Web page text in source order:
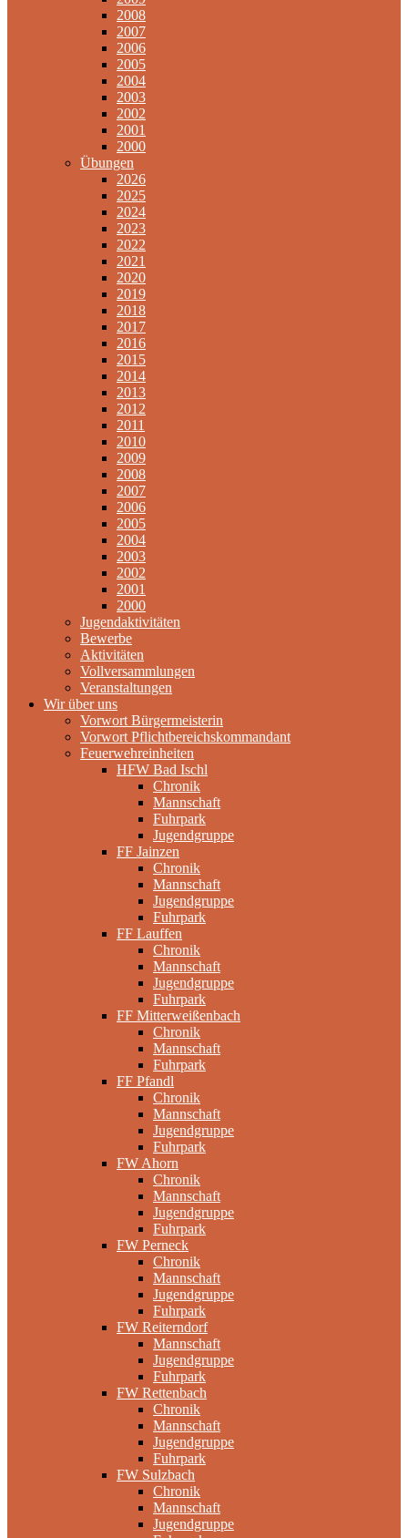
2008
2007
2006
2005
2004
2003
2002
2001
2000
Übungen
2026
2025
2024
2023
2022
2021
2020
2019
2018
2017
2016
2015
2014
2013
2012
2011
2010
2009
2008
2007
2006
2005
2004
2003
2002
2001
2000
Jugendaktivitäten
Bewerbe
Aktivitäten
Vollversammlungen
Veranstaltungen
Wir über uns
Vorwort Bürgermeisterin
Vorwort Pflichtbereichskommandant
Feuerwehreinheiten
HFW Bad Ischl
Chronik
Mannschaft
Fuhrpark
Jugendgruppe
FF Jainzen
Chronik
Mannschaft
Jugendgruppe
Fuhrpark
FF Lauffen
Chronik
Mannschaft
Jugendgruppe
Fuhrpark
FF Mitterweißenbach
Chronik
Mannschaft
Fuhrpark
FF Pfandl
Chronik
Mannschaft
Jugendgruppe
Fuhrpark
FW Ahorn
Chronik
Mannschaft
Jugendgruppe
Fuhrpark
FW Perneck
Chronik
Mannschaft
Jugendgruppe
Fuhrpark
FW Reiterndorf
Mannschaft
Jugendgruppe
Fuhrpark
FW Rettenbach
Chronik
Mannschaft
Jugendgruppe
Fuhrpark
FW Sulzbach
Chronik
Mannschaft
Jugendgruppe